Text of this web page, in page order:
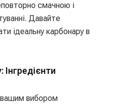
смачною і
Давайте
ідеальну карбонару в
вашим вибором